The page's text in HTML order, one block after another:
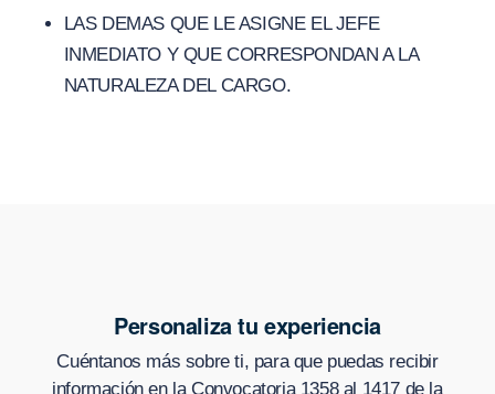
LAS DEMAS QUE LE ASIGNE EL JEFE
INMEDIATO Y QUE CORRESPONDAN A LA
NATURALEZA DEL CARGO.
Personaliza tu experiencia
Cuéntanos más sobre ti, para que puedas recibir
información en la Convocatoria 1358 al 1417 de la